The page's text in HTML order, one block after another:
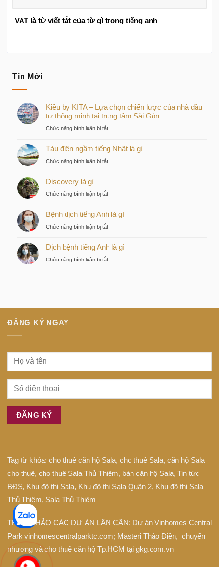
VAT là từ viết tắt của từ gì trong tiếng anh
Tin Mới
Kiều by KITA – Lựa chọn chiến lược của nhà đầu
tư thông minh tại trung tâm Sài Gòn
Chức năng bình luận bị tắtở
by
chiến
của
nhà
tư
Tàu điện ngầm tiếng Nhật là gì
Chức năng bình luận bị tắtở
gì
Discovery là gì
Chức năng bình luận bị tắtở
là
Bệnh dịch tiếng Anh là gì
Chức năng bình luận bị tắtở
dịch
Dịch bệnh tiếng Anh là gì
Chức năng bình luận bị tắtở
là
ĐĂNG KÝ NGAY
Tag từ khóa: cho thuê căn hộ Sala, cho thuê Sala, căn hộ Sala
cho thuê, cho thuê Sala Thủ Thiêm, bán căn hộ Sala, Tin tức
BĐS, Khu đô thị Sala, Khu đô thị Sala Quận 2, Khu đô thị Sala
Thủ Thiêm, Sala Thủ Thiêm
THAM KHẢO CÁC DỰ ÁN LÂN CẬN: Dự án Vinhomes Central
Park vinhomescentralparktc.com; Masteri Thảo Điền, chuyển
nhượng và cho thuê căn hộ Tp.HCM tại gkg.com.vn